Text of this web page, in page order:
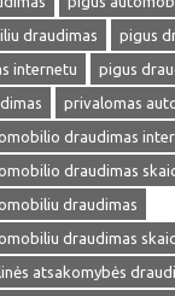
draudimas
pigus
internetu
pigus
privalomas
draudimas
draudimas
draudimas
draudimas
atsakomybės